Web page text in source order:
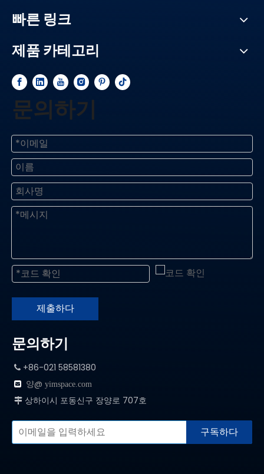
빠른 링크
제품 카테고리
문의하기
제출하다
문의하기
 +86-021 58581380
 양@ yimspace.com
 상하이시 포동신구 장양로 707호
구독하다